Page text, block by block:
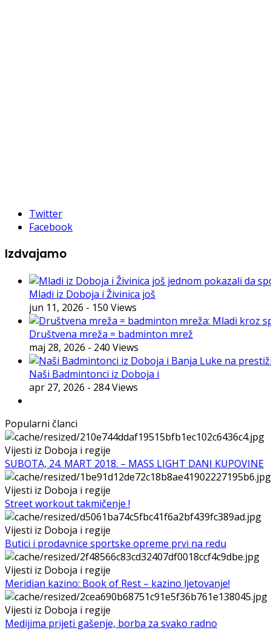
Twitter
Facebook
Izdvajamo
Mladi iz Doboja i Živinica još
jun 11, 2026 - 150 Views
Društvena mreža = badminton mrež
maj 28, 2026 - 240 Views
Naši Badmintonci iz Doboja i
apr 27, 2026 - 284 Views
Popularni članci
Vijesti iz Doboja i regije
SUBOTA, 24. MART 2018. – MASS LIGHT DANI KUPOVINE
Vijesti iz Doboja i regije
Street workout takmičenje !
Vijesti iz Doboja i regije
Butici i prodavnice sportske opreme prvi na redu
Vijesti iz Doboja i regije
Meridian kazino: Book of Rest – kazino ljetovanje!
Vijesti iz Doboja i regije
Medijima prijeti gašenje, borba za svako radno